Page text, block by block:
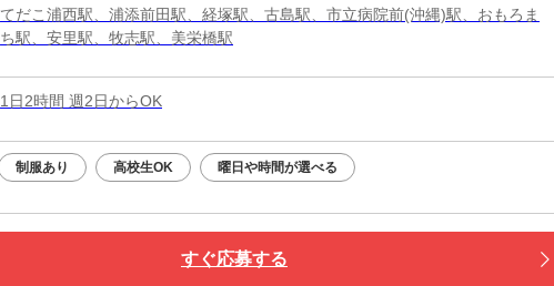
てだこ浦西駅、浦添前田駅、経塚駅、古島駅、市立病院前(沖縄)駅、おもろま
ち駅、安里駅、牧志駅、美栄橋駅
1日2時間 週2日からOK
制服あり 高校生OK 曜日や時間が選べる
すぐ応募する